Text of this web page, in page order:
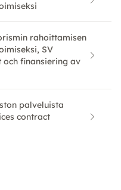
rahoittamisen
SV
finansiering av
palveluista
contract